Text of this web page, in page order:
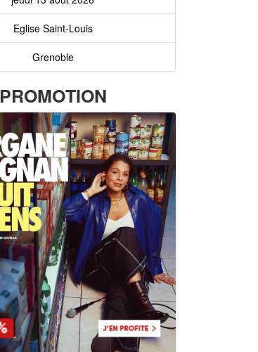
Eglise Saint-Louis
Grenoble
PROMOTION